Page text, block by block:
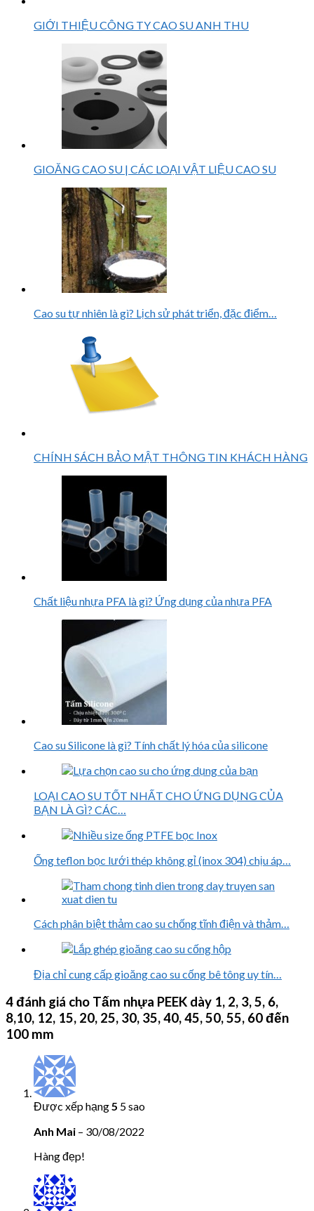
GIỚI THIỆU CÔNG TY CAO SU ANH THU
GIOĂNG CAO SU | CÁC LOẠI VẬT LIỆU CAO SU
Cao su tự nhiên là gì? Lịch sử phát triển, đặc điểm…
CHÍNH SÁCH BẢO MẬT THÔNG TIN KHÁCH HÀNG
Chất liệu nhựa PFA là gì? Ứng dụng của nhựa PFA
Cao su Silicone là gì? Tính chất lý hóa của silicone
LOẠI CAO SU TỐT NHẤT CHO ỨNG DỤNG CỦA
BẠN LÀ GÌ? CÁC…
Ống teflon bọc lưới thép không gỉ (inox 304) chịu áp…
Cách phân biệt thảm cao su chống tĩnh điện và thảm…
Địa chỉ cung cấp gioăng cao su cống bê tông uy tín…
4 đánh giá cho Tấm nhựa PEEK dày 1, 2, 3, 5, 6,
8,10, 12, 15, 20, 25, 30, 35, 40, 45, 50, 55, 60 đến
100 mm
Được xếp hạng5 5 sao
Anh Mai – 30/08/2022
Hàng đẹp!